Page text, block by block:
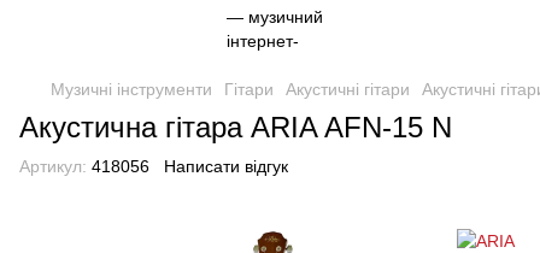
Музичні інструменти Гітари Акустичні гітари Акустичні
Акустична гітара ARIA AFN-15 N
Артикул: 418056 Написати відгук